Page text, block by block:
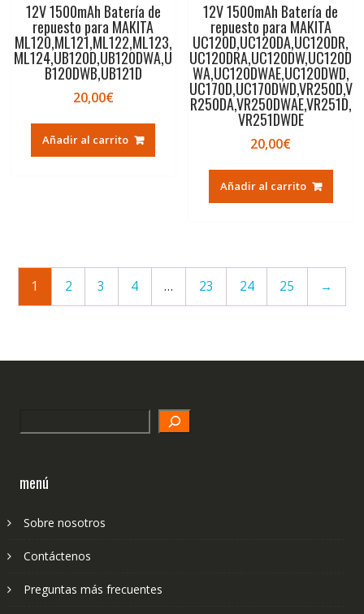
12V 1500mAh Batería de
repuesto para MAKITA
ML120,ML121,ML122,ML123,
ML124,UB120D,UB120DWA,U
B120DWB,UB121D
20,00€
Añadir al carrito
12V 1500mAh Batería de
repuesto para MAKITA
UC120D,UC120DA,UC120DR,
UC120DRA,UC120DW,UC120D
WA,UC120DWAE,UC120DWD,
UC170D,UC170DWD,VR250D,V
R250DA,VR250DWAE,VR251D,
VR251DWDE
20,00€
Añadir al carrito
1 2 3 4 … 23 24 25 →
menú
Sobre nosotros
Contáctenos
Preguntas más frecuentes